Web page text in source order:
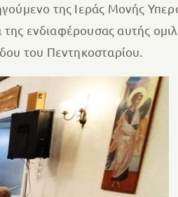
της Ιεράς Μονής
της ενδιαφέρουσας αυτής
του Πεντηκοσταρίου.